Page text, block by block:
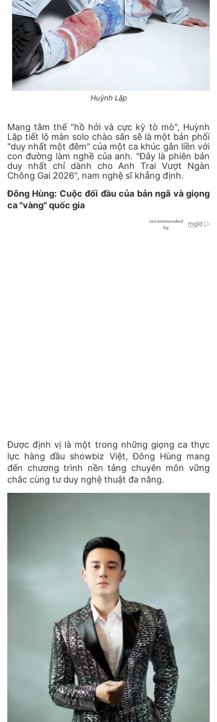
Huỳnh Lập
Mang tâm thế "hồ hởi và cực kỳ tò mò", Huỳnh
Lập tiết lộ màn solo chào sân sẽ là một bản phối
"duy nhất một đêm" của một ca khúc gắn liền với
con đường làm nghề của anh. "Đây là phiên bản
duy nhất chỉ dành cho Anh Trai Vượt Ngàn
Chông Gai 2026", nam nghệ sĩ khẳng định.
Đông Hùng: Cuộc đối đầu của bản ngã và giọng
ca "vàng" quốc gia
Được định vị là một trong những giọng ca thực
lực hàng đầu showbiz Việt, Đông Hùng mang
đến chương trình nền tảng chuyên môn vững
chắc cùng tư duy nghệ thuật đa năng.